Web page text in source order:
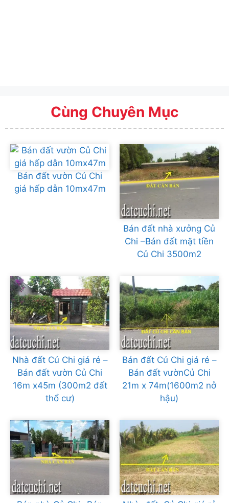
Cùng Chuyên Mục
Bán đất vườn Củ Chi
giá hấp dẫn 10mx47m
Bán đất nhà xưởng Củ
Chi –Bán đất mặt tiền
Củ Chi 3500m2
Nhà đất Củ Chi giá rẻ –
Bán đất vườn Củ Chi
16m x45m (300m2 đất
thổ cư)
Bán đất Củ Chi giá rẻ –
Bán đất vườnCủ Chi
21m x 74m(1600m2 nở
hậu)